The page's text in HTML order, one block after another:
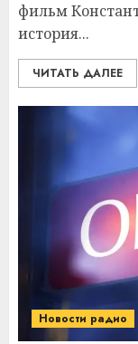
фильм
история...
ЧИТАТЬ ДАЛЕЕ
Новости радио